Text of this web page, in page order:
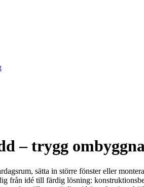
– trygg
sätta in större fönster eller
från idé till färdig lösning: